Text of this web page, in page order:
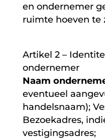
en ondernemer
ruimte hoeven te
Artikel 2 –
ondernemer
Naam
eventueel
handelsnaam);
Bezoekadres,
vestigingsadres;